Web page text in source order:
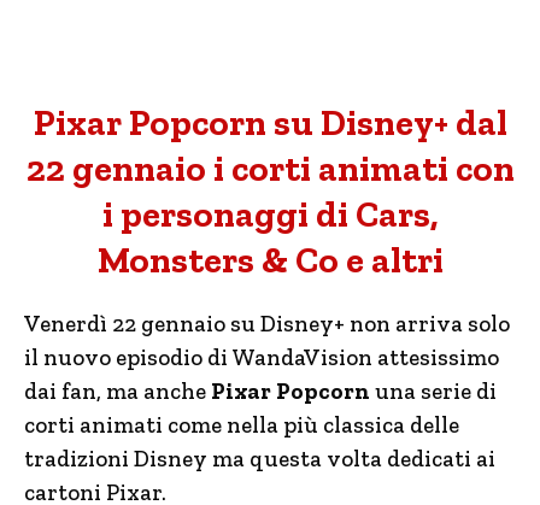
Pixar Popcorn su Disney+ dal
22 gennaio i corti animati con
i personaggi di Cars,
Monsters & Co e altri
Venerdì 22 gennaio su Disney+ non arriva solo
il nuovo episodio di WandaVision attesissimo
dai fan, ma anche Pixar Popcorn una serie di
corti animati come nella più classica delle
tradizioni Disney ma questa volta dedicati ai
cartoni Pixar.